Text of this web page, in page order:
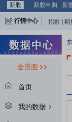
新股
新股申购 新
行情中心 指数 期
全景图
首页
我的数据